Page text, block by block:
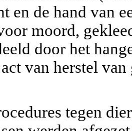
en de hand van
moord,
door het
van herstel
tegen